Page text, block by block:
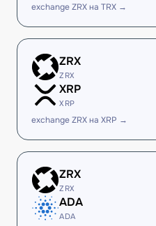
exchange ZRX на TRX →
ZRX
ZRX
XRP
XRP
exchange ZRX на XRP →
ZRX
ZRX
ADA
ADA